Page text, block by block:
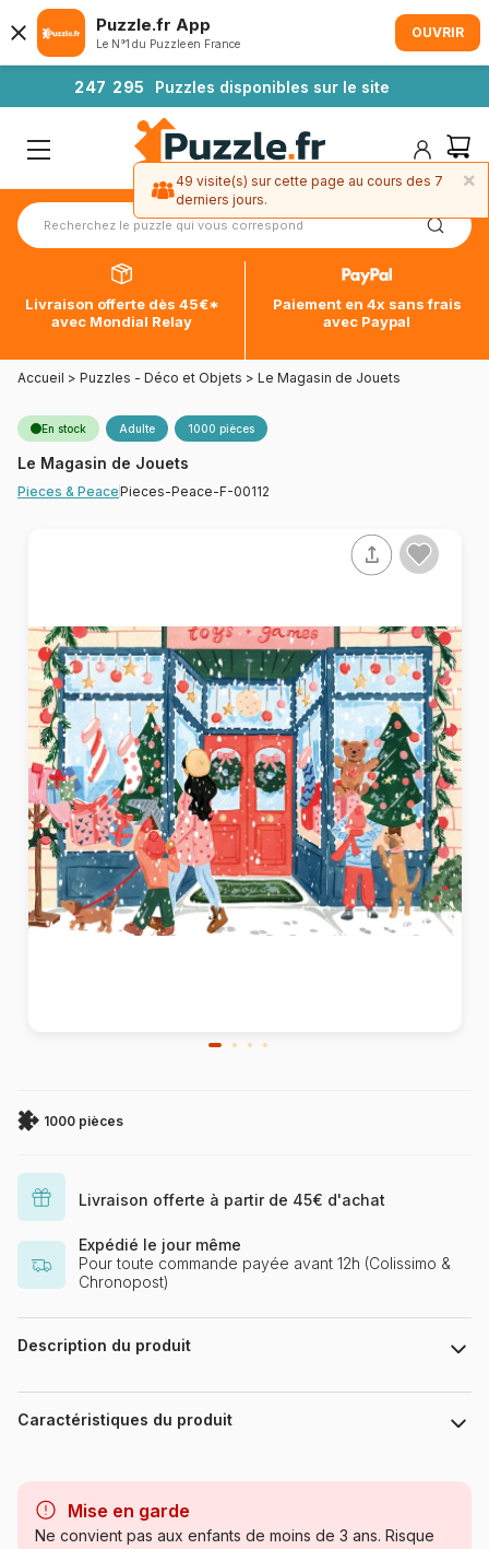
247 295 Puzzles disponibles sur le site
Livraison offerte dès 45€*
avec Mondial Relay
Paiement en 4x sans frais
avec Paypal
Accueil > Puzzles - Déco et Objets > Le Magasin de Jouets
En stock Adulte 1000 pièces
Le Magasin de Jouets
Pieces & PeacePieces-Peace-F-00112
1000 pièces
Livraison offerte à partir de 45€ d'achat
Expédié le jour même
Pour toute commande payée avant 12h (Colissimo &
Chronopost)
Description du produit
Sabina Fenn
Caractéristiques du produit
Catégorie Puzzles - Déco et Objets
Mise en garde
Ne convient pas aux enfants de moins de 3 ans. Risque
Puzzle.fr App
Le N°1 du Puzzle en France
OUVRIR
×
49 visite(s) sur cette page au cours des 7
derniers jours.